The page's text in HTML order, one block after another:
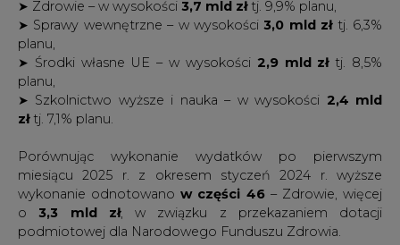
planu,
➤ Szkolnictwo wyższe i nauka – w wysokości2,4 mld
złtj. 7,1% planu.
Porównując wykonanie wydatków po pierwszym
miesiącu 2025 r. z okresem styczeń 2024 r. wyższe
wykonanie odnotowano
podmiotowej dla Narodowego Funduszu Zdrowia.
W części 29– Obrona narodowa wykonanie było
wyższe o1,2 mld zł, m.in. w związku z zakupem sprzętu